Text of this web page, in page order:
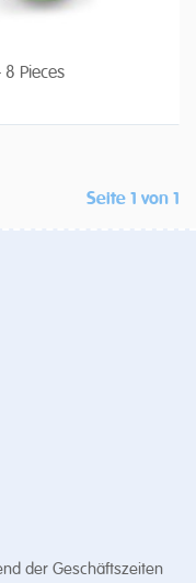
Pieces
Seite 1 von 1
der Geschäftszeiten